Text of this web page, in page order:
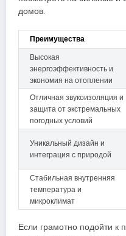
домов.
Преимущества
Высокая
энергоэффективность и
экономия на отоплении
Отличная звукоизоляция и
защита от экстремальных
погодных условий
Уникальный дизайн и
интеграция с природой
Стабильная внутренняя
температура и
микроклимат
Если грамотно подойти к